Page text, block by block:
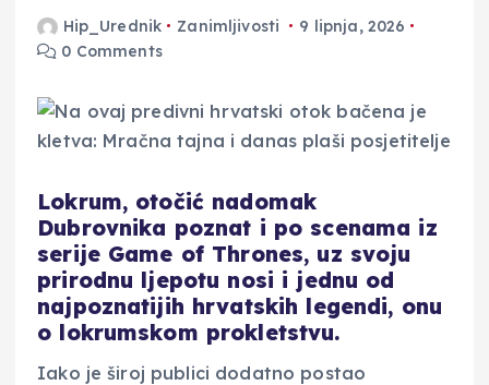
Hip_Urednik Zanimljivosti
9 lipnja, 2026
0 Comments
Lokrum, otočić nadomak
Dubrovnika poznat i po scenama iz
serije Game of Thrones, uz svoju
prirodnu ljepotu nosi i jednu od
najpoznatijih hrvatskih legendi, onu
o lokrumskom prokletstvu.
Iako je široj publici dodatno postao